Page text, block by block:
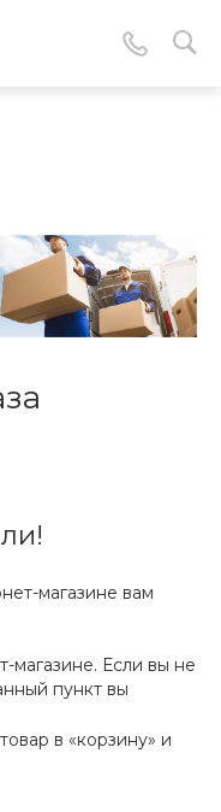
магазине вам
магазине. Если вы не
пункт вы
в «корзину» и